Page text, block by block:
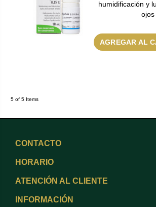
humidificación y
ojos
AGREGAR AL
5 of 5 Items
CONTACTO
HORARIO
ATENCIÓN AL CLIENTE
INFORMACIÓN